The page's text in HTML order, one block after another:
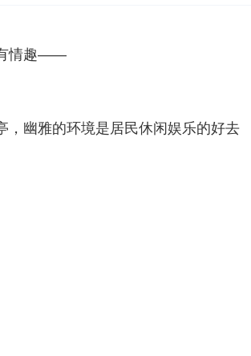
有情趣——
，幽雅的环境是居民休闲娱乐的好去